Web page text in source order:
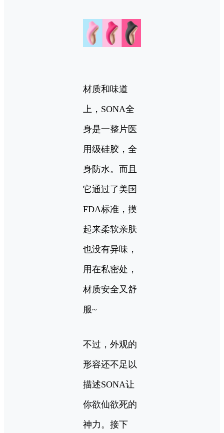
材质和味道
上，SONA全
身是一整片医
用级硅胶，全
身防水。而且
它通过了美国
FDA标准，摸
起来柔软亲肤
也没有异味，
用在私密处，
材质安全又舒
服~
不过，外观的
形容还不足以
描述SONA让
你欲仙欲死的
神力。接下